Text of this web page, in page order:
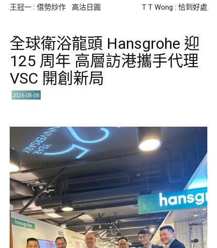
王冠一 : 借勢炒作 高沽日圓 T T Wong : 恰到好處
全球衛浴龍頭 Hansgrohe 迎
125 周年 高層訪港攜手代理
VSC 開創新局
2026-08-08